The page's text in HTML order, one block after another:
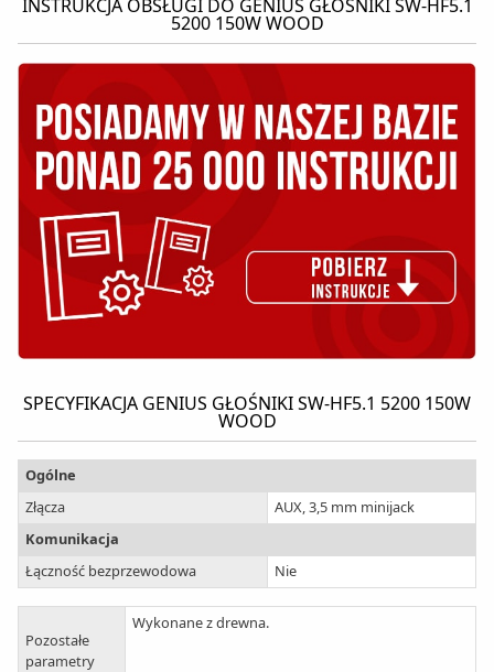
INSTRUKCJA OBSŁUGI DO GENIUS GŁOŚNIKI SW-HF5.1
5200 150W WOOD
SPECYFIKACJA GENIUS GŁOŚNIKI SW-HF5.1 5200 150W
WOOD
Ogólne
Złącza
AUX, 3,5 mm minijack
Komunikacja
Łączność bezprzewodowa
Nie
Pozostałe
parametry
Wykonane z drewna.